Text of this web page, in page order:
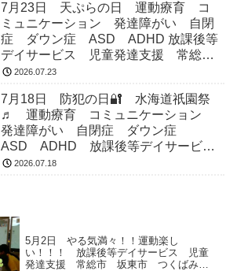
7月23日 天ぷらの日 運動療育 コ
ミュニケーション 発達障がい 自閉
症 ダウン症 ASD ADHD 放課後等
デイサービス 児童発達支援 常総
市 つくばみらい市 坂東市 守谷市
2026.07.23
7月18日 防犯の日🔐 水海道祇園祭
♬ 運動療育 コミュニケーション
発達障がい 自閉症 ダウン症
ASD ADHD 放課後等デイサービ
ス 児童発達支援 常総市 つくばみ
2026.07.18
5月2日 やる気満々！！運動楽し
い！！！ 放課後等デイサービス 児童
発達支援 常総市 坂東市 つくばみら